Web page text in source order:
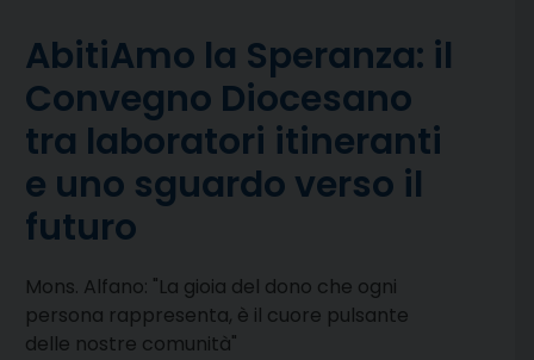
AbitiAmo la Speranza: il
Convegno Diocesano
tra laboratori itineranti
e uno sguardo verso il
futuro
Mons. Alfano: "La gioia del dono che ogni
persona rappresenta, è il cuore pulsante
delle nostre comunità"